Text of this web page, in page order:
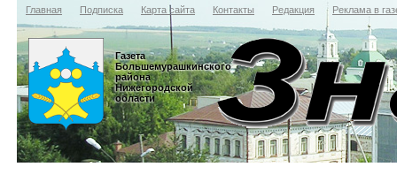
Главная Подписка Карта сайта Контакты Редакция Реклама в
Газета
Большемурашкинского
района
Нижегородской
области